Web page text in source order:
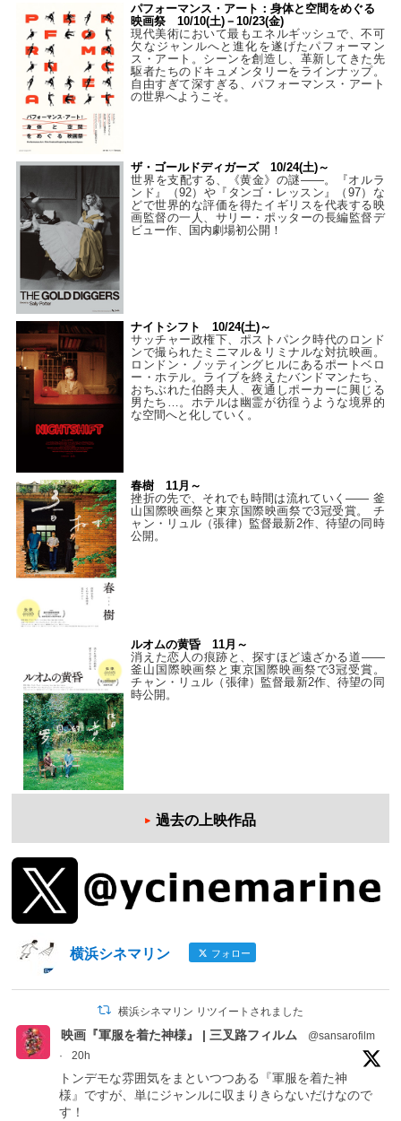
パフォーマンス・アート：身体と空間をめぐる
映画祭 10/10(土)－10/23(金)
現代美術において最もエネルギッシュで、不可
欠なジャンルへと進化を遂げたパフォーマン
ス・アート。シーンを創造し、革新してきた先
駆者たちのドキュメンタリーをラインナップ。
自由すぎて深すぎる、パフォーマンス・アート
の世界へようこそ。
ザ・ゴールドディガーズ 10/24(土)～
世界を支配する、《黄金》の謎――。『オルラ
ンド』（92）や『タンゴ・レッスン』（97）な
どで世界的な評価を得たイギリスを代表する映
画監督の一人、サリー・ポッターの長編監督デ
ビュー作、国内劇場初公開！
ナイトシフト 10/24(土)～
サッチャー政権下、ポストパンク時代のロンド
ンで撮られたミニマル＆リミナルな対抗映画。
ロンドン・ノッティングヒルにあるポートベロ
ー・ホテル。ライブを終えたバンドマンたち、
おちぶれた伯爵夫人、夜通しポーカーに興じる
男たち…。ホテルは幽霊が彷徨うような境界的
な空間へと化していく。
春樹 11月～
挫折の先で、それでも時間は流れていく—— 釜
山国際映画祭と東京国際映画祭で3冠受賞。 チ
ャン・リュル（張律）監督最新2作、待望の同時
公開。
ルオムの黄昏 11月～
消えた恋人の痕跡と、探すほど遠ざかる道——
釜山国際映画祭と東京国際映画祭で3冠受賞。
チャン・リュル（張律）監督最新2作、待望の同
時公開。
過去の上映作品
横浜シネマリン フォロー
横浜シネマリン リツイートされました
映画『軍服を着た神様』 | 三叉路フィルム
@sansarofilm
·
20h
トンデモな雰囲気をまといつつある『軍服を着た神
様』ですが、単にジャンルに収まりきらないだけなので
す！